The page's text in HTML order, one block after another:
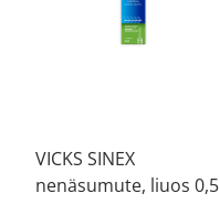
VICKS SINEX
nenäsumute, liuos 0,5